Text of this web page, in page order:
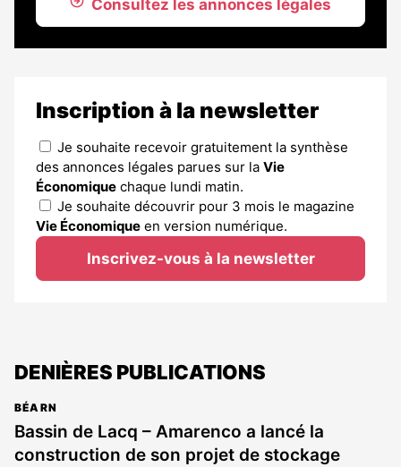
Consultez les annonces légales
Inscription à la newsletter
Je souhaite recevoir gratuitement la synthèse
des annonces légales parues sur la Vie
Économique chaque lundi matin.
Je souhaite découvrir pour 3 mois le magazine
Vie Économique en version numérique.
Inscrivez-vous à la newsletter
DENIÈRES PUBLICATIONS
BÉARN
Bassin de Lacq – Amarenco a lancé la
construction de son projet de stockage